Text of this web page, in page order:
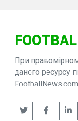
При
даного ресурсу